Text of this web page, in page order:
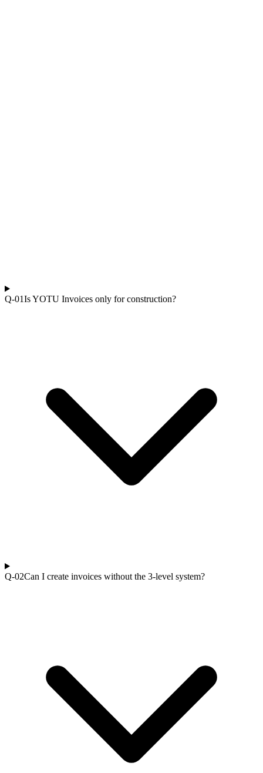
Q-01Is YOTU Invoices only for construction?
Q-02Can I create invoices without the 3-level system?